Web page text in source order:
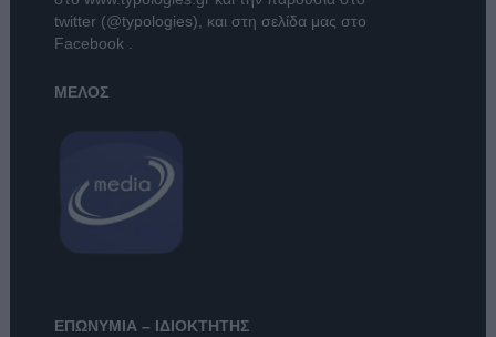
twitter (@typologies) , και στη σελίδα μας στο
Facebook
ΜΕΛΟΣ
ΕΠΩΝΥΜΙΑ – ΙΔΙΟΚΤΗΤΗΣ